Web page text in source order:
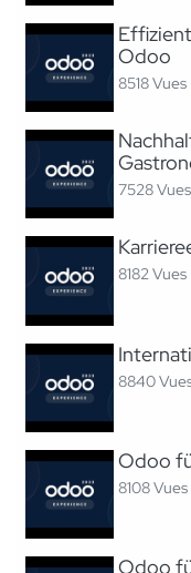
Odoo
8518 Vues
7528 Vues
8182 Vues
8840
Odoo
8108 Vues
Odoo